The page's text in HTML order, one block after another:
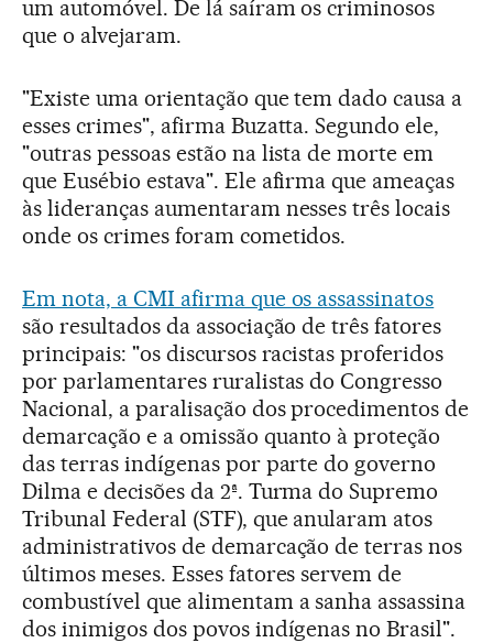
um automóvel. De lá saíram os criminosos
que o alvejaram.
"Existe uma orientação que tem dado causa a
esses crimes", afirma Buzatta. Segundo ele,
"outras pessoas estão na lista de morte em
que Eusébio estava". Ele afirma que ameaças
às lideranças aumentaram nesses três locais
onde os crimes foram cometidos.
Em nota, a CMI afirma que os assassinatos
são resultados da associação de três fatores
principais: "os discursos racistas proferidos
por parlamentares ruralistas do Congresso
Nacional, a paralisação dos procedimentos de
demarcação e a omissão quanto à proteção
das terras indígenas por parte do governo
Dilma e decisões da 2ª. Turma do Supremo
Tribunal Federal (STF), que anularam atos
administrativos de demarcação de terras nos
últimos meses. Esses fatores servem de
combustível que alimentam a sanha assassina
dos inimigos dos povos indígenas no Brasil".